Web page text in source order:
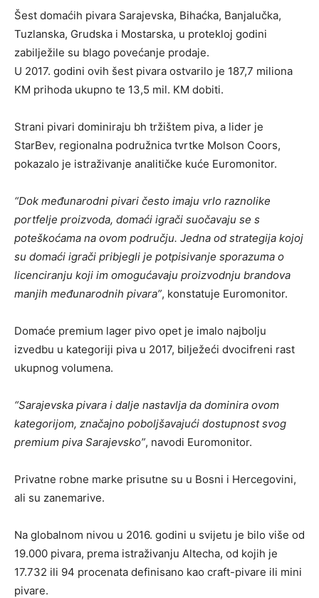
Šest domaćih pivara Sarajevska, Bihaćka, Banjalučka,
Tuzlanska, Grudska i Mostarska, u protekloj godini
zabilježile su blago povećanje prodaje.
U 2017. godini ovih šest pivara ostvarilo je 187,7 miliona
KM prihoda ukupno te 13,5 mil. KM dobiti.
Strani pivari dominiraju bh tržištem piva, a lider je
StarBev, regionalna podružnica tvrtke Molson Coors,
pokazalo je istraživanje analitičke kuće Euromonitor.
“Dok međunarodni pivari često imaju vrlo raznolike
portfelje proizvoda, domaći igrači suočavaju se s
poteškoćama na ovom području. Jedna od strategija kojoj
su domaći igrači pribjegli je potpisivanje sporazuma o
licenciranju koji im omogućavaju proizvodnju brandova
manjih međunarodnih pivara”, konstatuje Euromonitor.
Domaće premium lager pivo opet je imalo najbolju
izvedbu u kategoriji piva u 2017, bilježeći dvocifreni rast
ukupnog volumena.
“Sarajevska pivara i dalje nastavlja da dominira ovom
kategorijom, značajno poboljšavajući dostupnost svog
premium piva Sarajevsko”, navodi Euromonitor.
Privatne robne marke prisutne su u Bosni i Hercegovini,
ali su zanemarive.
Na globalnom nivou u 2016. godini u svijetu je bilo više od
19.000 pivara, prema istraživanju Altecha, od kojih je
17.732 ili 94 procenata definisano kao craft-pivare ili mini
pivare.